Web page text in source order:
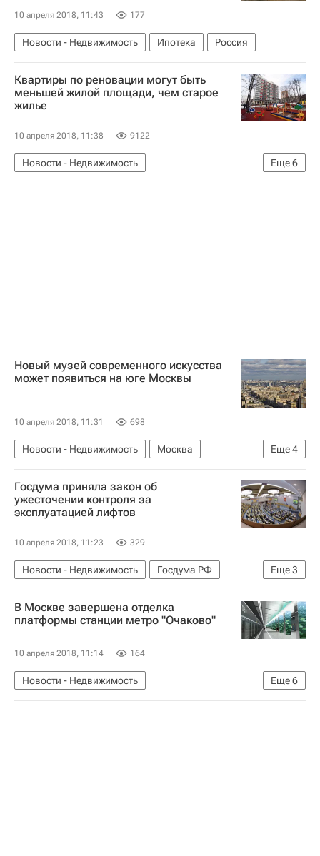
10 апреля 2018, 11:43 177
Новости - Недвижимость Ипотека Россия
Квартиры по реновации могут быть
меньшей жилой площади, чем старое
жилье
10 апреля 2018, 11:38 9122
Еще6
Новости - Недвижимость
Расселение пятиэтажек в Москве
Москва
Новый музей современного искусства
может появиться на юге Москвы
10 апреля 2018, 11:31 698
Еще4
Новости - Недвижимость
Москва
Наталья Сергунина
Музеи
Городская среда
Россия
Госдума приняла закон об
ужесточении контроля за
эксплуатацией лифтов
10 апреля 2018, 11:23 329
Еще3
Новости - Недвижимость
Госдума РФ
Законодательство
Лифты Россия
В Москве завершена отделка
платформы станции метро "Очаково"
10 апреля 2018, 11:14 164
Еще6
Новости - Недвижимость
Строительство метро в Москве
Москва